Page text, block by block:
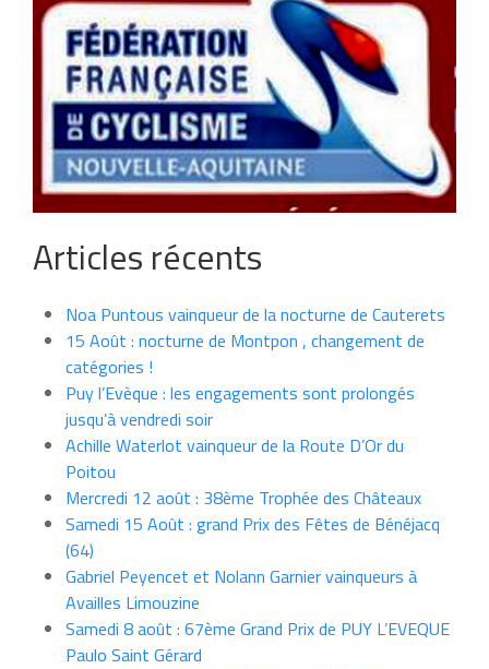
Articles récents
Noa Puntous vainqueur de la nocturne de Cauterets
15 Août : nocturne de Montpon , changement de
catégories !
Puy l’Evèque : les engagements sont prolongés
jusqu’à vendredi soir
Achille Waterlot vainqueur de la Route D’Or du
Poitou
Mercredi 12 août : 38ème Trophée des Châteaux
Samedi 15 Août : grand Prix des Fêtes de Bénéjacq
(64)
Gabriel Peyencet et Nolann Garnier vainqueurs à
Availles Limouzine
Samedi 8 août : 67ème Grand Prix de PUY L’EVEQUE
Paulo Saint Gérard